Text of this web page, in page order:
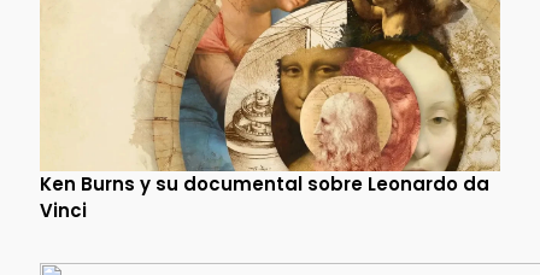
Ken Burns y su documental sobre Leonardo da
Vinci